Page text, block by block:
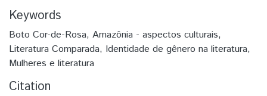
Keywords
Boto Cor-de-Rosa, Amazônia - aspectos culturais,
Literatura Comparada, Identidade de gênero na literatura,
Mulheres e literatura
Citation